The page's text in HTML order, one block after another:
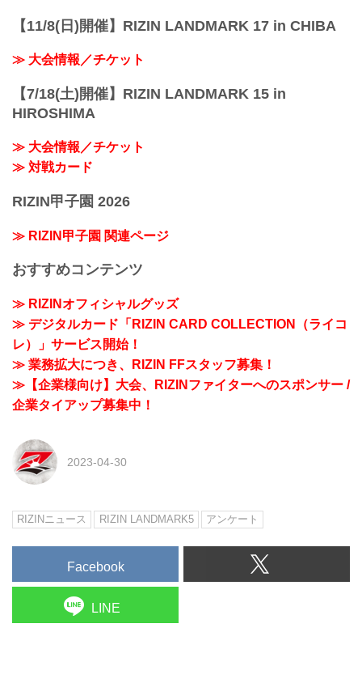
【11/8(日)開催】RIZIN LANDMARK 17 in CHIBA
≫ 大会情報／チケット
【7/18(土)開催】RIZIN LANDMARK 15 in
HIROSHIMA
≫ 大会情報／チケット
≫ 対戦カード
RIZIN甲子園 2026
≫ RIZIN甲子園 関連ページ
おすすめコンテンツ
≫ RIZINオフィシャルグッズ
≫ デジタルカード「RIZIN CARD COLLECTION（ライコ
レ）」サービス開始！
≫ 業務拡大につき、RIZIN FFスタッフ募集！
≫【企業様向け】大会、RIZINファイターへのスポンサー /
企業タイアップ募集中！
2023-04-30
RIZINニュース RIZIN LANDMARK5 アンケート
Facebook
LINE